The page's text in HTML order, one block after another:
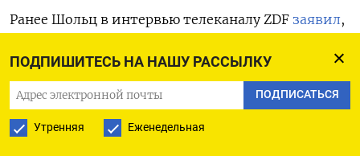
ПОДПИШИТЕСЬ НА НАШУ РАССЫЛКУ
ПОДПИСАТЬСЯ
Утренняя Еженедельная
Ранее Шольц в интервью телеканалу ZDF заявил,
в Украине и начать обсуждение мирного
соглашения с Россией. При этом он отметил, что
украинский президент Владимир Зеленский
согласен пригласить российских представителей